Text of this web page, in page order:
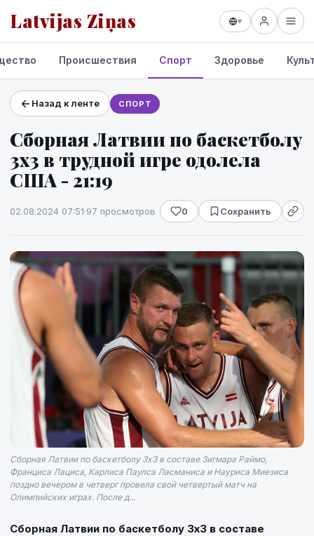
Latvijas Ziņas ▾
Проекты и сервисы
Прогноз погоды
Происшествия Спорт Здоровье
Назад к ленте СПОРТ
Сборная Латвии по баскетболу
3х3 в трудной игре одолела
США - 21:19
02.08.2024 07:51·97 просмотров 0 Сохранить
Сборная Латвии по баскетболу 3х3 в составе Зигмара Раймо,
Франциса Лациса, Карлиса Паулса Ласманиса и Науриса Миезиса
поздно вечером в четверг провела свой четвертый матч на
Олимпийских играх. После д...
Сборная Латвии по баскетболу 3х3 в составе